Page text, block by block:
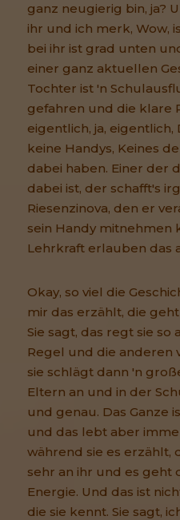
ganz neugierig bin, ja?
ihr und ich merk, Wow,
bei ihr ist grad unten
einer ganz aktuellen
Tochter ist 'n
gefahren und die klare
eigentlich, ja,
keine Handys, Keines
dabei haben. Einer der
dabei ist, der schafft's
Riesenzinova, den er
sein Handy mitnehmen
Lehrkraft erlauben das
Okay, so viel die
mir das erzählt, die
Sie sagt, das regt sie so
Regel und die anderen
sie schlägt dann 'n
Eltern an und in der
und genau. Das Ganze
und das lebt aber
während sie es erzählt,
sehr an ihr und es geht
Energie. Und das ist
die sie kennt. Sie sagt,